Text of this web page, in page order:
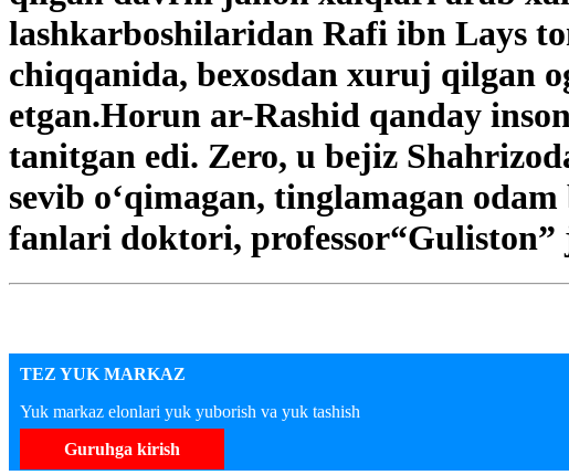
lashkarboshilaridan Rafi ibn Lays
chiqqanida, bexosdan xuruj qilgan
etgan.Horun ar-Rashid qanday
tanitgan edi. Zero, u bejiz
sevib o‘qimagan, tinglamagan
fanlari doktori,
TEZ YUK MARKAZ
Yuk markaz elonlari yuk yuborish va yuk tashish
Guruhga kirish